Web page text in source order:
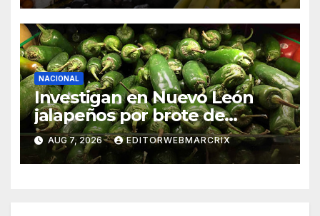
NACIONAL
Investigan en Nuevo León
jalapeños por brote de
salmonela en Estados Unidos
AUG 7, 2026 EDITORWEBMARCRIX